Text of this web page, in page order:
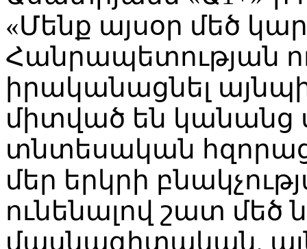
«Մենք այսօր մեծ
Հանրապետության
իրականացնել
միտված են կանանց
տնտեսական
մեր երկրի
ունենալով շատ մեծ
մասնագիտական,